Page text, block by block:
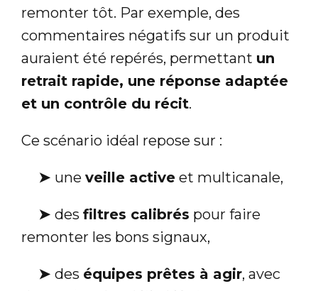
remonter tôt. Par exemple, des
commentaires négatifs sur un produit
auraient été repérés, permettant un
retrait rapide, une réponse adaptée
et un contrôle du récit.
Ce scénario idéal repose sur :
➤ une veille active et multicanale,
➤ des filtres calibrés pour faire
remonter les bons signaux,
➤ des équipes prêtes à agir, avec